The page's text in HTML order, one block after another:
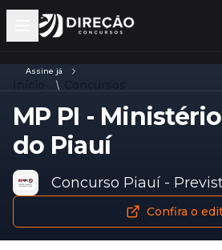
Open main menu
Assine já
MP PI -
do Piauí
Concurso Piauí -
Confira o